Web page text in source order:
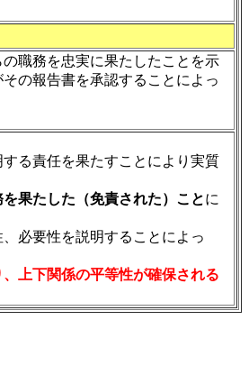
職務を忠実に果たしたことを示
の報告書を承認することによっ
る責任を果たすことにより実質
果たした（免責された）ことに
必要性を説明することによっ
上下関係の平等性が確保される